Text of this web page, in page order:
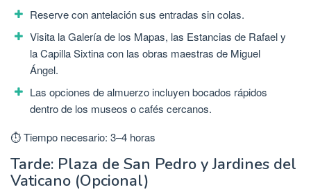
Reserve con antelación sus entradas sin colas.
Visita la Galería de los Mapas, las Estancias de Rafael y
la Capilla Sixtina con las obras maestras de Miguel
Ángel.
Las opciones de almuerzo incluyen bocados rápidos
dentro de los museos o cafés cercanos.
⏱ Tiempo necesario: 3–4 horas
Tarde: Plaza de San Pedro y Jardines del
Vaticano (Opcional)